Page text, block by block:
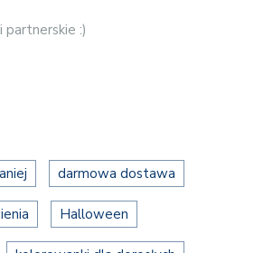
partnerskie :)
darmowa dostawa
Halloween